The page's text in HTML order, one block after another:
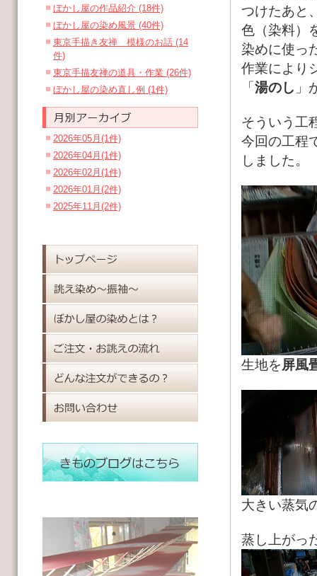
ぼかし屋の作品紹介 (18件)
ぼかし屋の染め風景 (40件)
東京手描き友禅 模様のお話 (14
件)
東京手描友禅の道具・作業 (26件)
ぼかし屋の染め直し例 (1件)
2026年05月(1件)
2026年04月(1件)
2026年02月(1件)
2026年01月(2件)
2025年11月(2件)
つけたあと
色（染料）
染めに使っ
作業により
「 湯のし 」
そういう工
今回の工程
しました。
生地を屏風
大きい蒸気
蒸し上がっ